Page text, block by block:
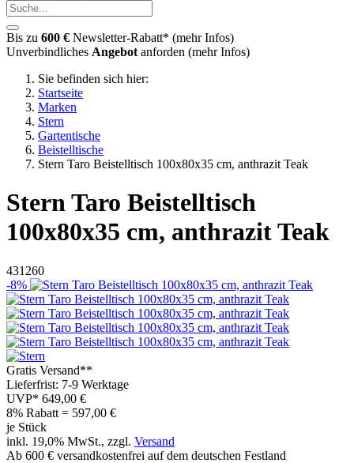
Bis zu 600 € Newsletter-Rabatt* (mehr Infos)
Unverbindliches Angebot anforden (mehr Infos)
Sie befinden sich hier:
Startseite
Marken
Stern
Gartentische
Beistelltische
Stern Taro Beistelltisch 100x80x35 cm, anthrazit Teak
SternTaro Beistelltisch
100x80x35 cm, anthrazit Teak
431260
-8%
Gratis Versand**
Lieferfrist: 7-9 Werktage
UVP* 649,00 €
8% Rabatt = 597,00 €
je Stück
inkl. 19,0% MwSt., zzgl. Versand
Ab 600 € versandkostenfrei auf dem deutschen Festland